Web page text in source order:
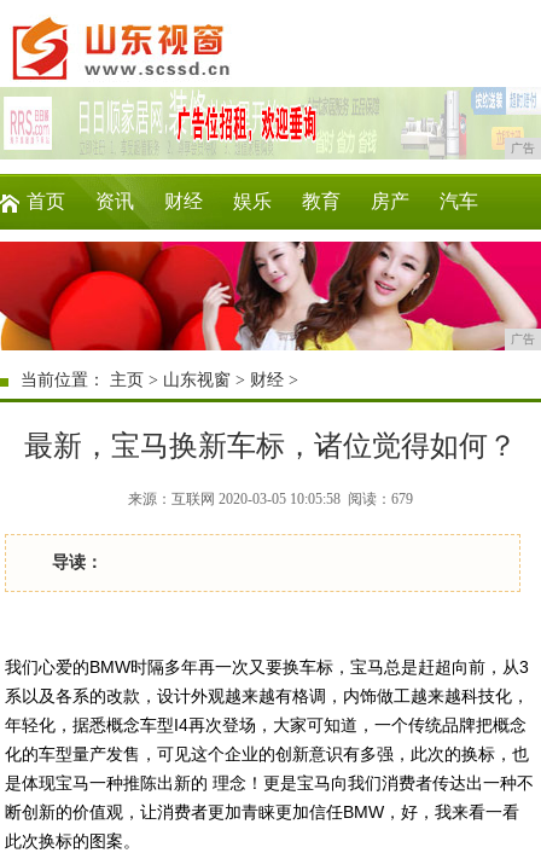
广告
首页 资讯 财经 娱乐 教育 房产 汽车
企业 时尚 商讯 消费 微商
广告
当前位置： 主页 > 山东视窗 > 财经 >
最新，宝马换新车标，诸位觉得如何？
来源：互联网 2020-03-05 10:05:58 阅读：679
导读：
我们心爱的BMW时隔多年再一次又要换车标，宝马总是赶超向前，从3
系以及各系的改款，设计外观越来越有格调，内饰做工越来越科技化，
年轻化，据悉概念车型I4再次登场，大家可知道，一个传统品牌把概念
化的车型量产发售，可见这个企业的创新意识有多强，此次的换标，也
是体现宝马一种推陈出新的 理念！更是宝马向我们消费者传达出一种不
断创新的价值观，让消费者更加青睐更加信任BMW，好，我来看一看
此次换标的图案。